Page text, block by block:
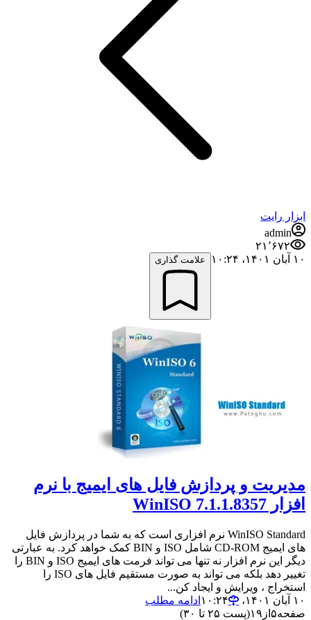
ابزار رایت
admin
۲۱٬۶۷۲
۱۰ آبان ۱۴۰۱،‏ ۱۰:۲۴
علامت گذاری
مدیریت و پردازش فایل های ایمیج با نرم
افزار WinISO 7.1.1.8357
WinISO Standard نرم افزاری است که به شما در پردازش فایل
های ایمیج CD-ROM شامل ISO و BIN کمک خواهد کرد. به عبارتی
دیگر این نرم افزار نه تنها می تواند فرمت های ایمیج ISO و BIN را
تغییر دهد بلکه می تواند به صورت مستقیم فایل های ISO را
استخراج ، ویرایش و ایجاد کن...
۱۰ آبان ۱۴۰۱،‏ ۱۰:۲۴
ادامه مطلب
صفحه۵ از ۱۹(پست ۲۵ تا ۳۰)